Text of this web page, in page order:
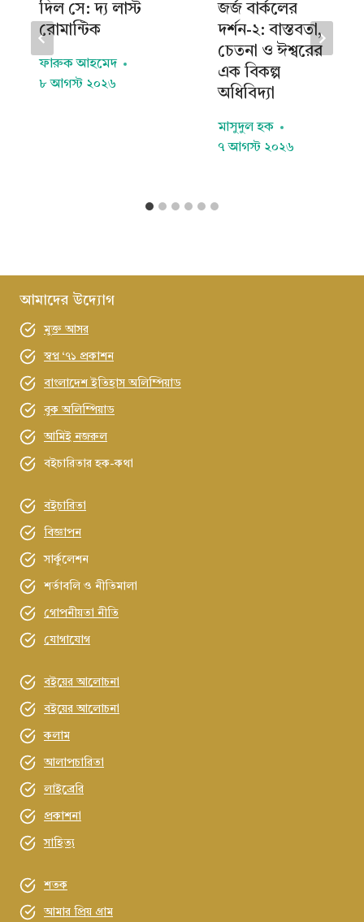
দিল সে: দ্য লাস্ট
রোমান্টিক
ফারুক আহমেদ
৮ আগস্ট ২০২৬
জর্জ বার্কলের
দর্শন-২: বাস্তবতা,
চেতনা ও ঈশ্বরের
এক বিকল্প
অধিবিদ্যা
মাসুদুল হক
৭ আগস্ট ২০২৬
আমাদের উদ্যোগ
মুক্ত আসর
স্বপ্ন ‘৭১ প্রকাশন
বাংলাদেশ ইতিহাস অলিম্পিয়াড
বুক অলিম্পিয়াড
আমিই নজরুল
বইচারিতার হক-কথা
বইচারিতা
বিজ্ঞাপন
সার্কুলেশন
শর্তাবলি ও নীতিমালা
গোপনীয়তা নীতি
যোগাযোগ
বইয়ের আলোচনা
বইয়ের আলোচনা
কলাম
আলাপচারিতা
লাইব্রেরি
প্রকাশনা
সাহিত্য
শতক
আমার প্রিয় গ্রাম